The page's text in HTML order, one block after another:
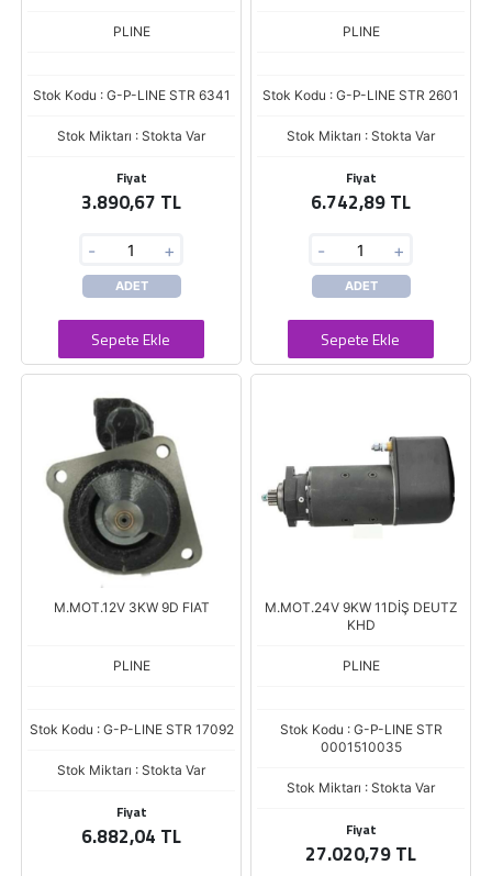
PLINE
Stok Kodu : G-P-LINE STR 6341
Stok Miktarı : Stokta Var
Fiyat
3.890,67 TL
- +
ADET
Sepete Ekle
PLINE
Stok Kodu : G-P-LINE STR 2601
Stok Miktarı : Stokta Var
Fiyat
6.742,89 TL
- +
ADET
Sepete Ekle
M.MOT.12V 3KW 9D FIAT
PLINE
Stok Kodu : G-P-LINE STR 17092
Stok Miktarı : Stokta Var
Fiyat
6.882,04 TL
M.MOT.24V 9KW 11DİŞ DEUTZ
KHD
PLINE
Stok Kodu : G-P-LINE STR
0001510035
Stok Miktarı : Stokta Var
Fiyat
27.020,79 TL